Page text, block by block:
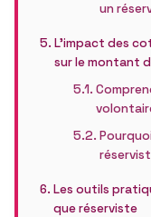
un
L’impact des
sur le montant
Les outils
que réserviste